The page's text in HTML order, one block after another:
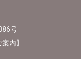
号
案内】